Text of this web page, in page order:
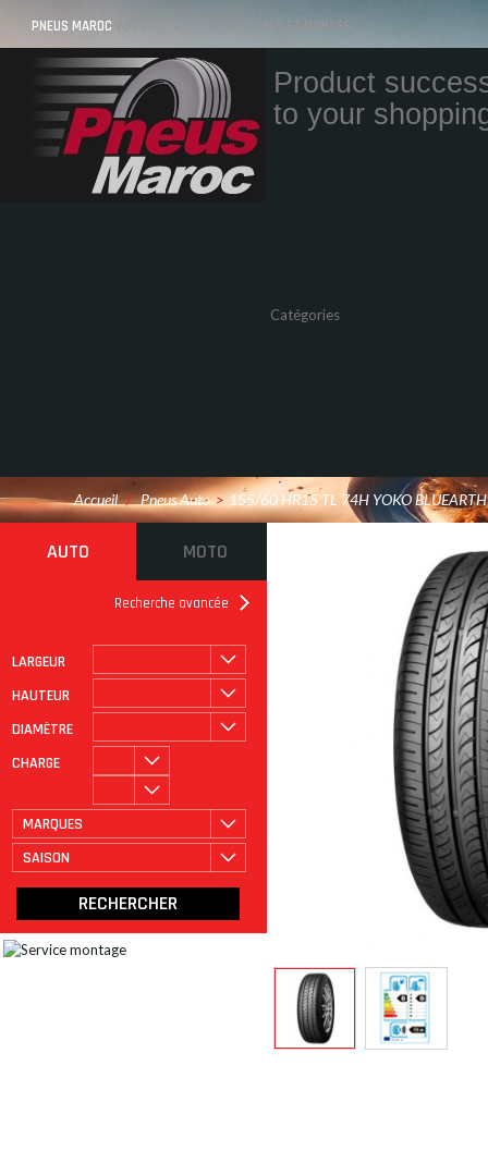
PNEUS MAROC VOS PNEUS AU MAROC LIVRÉS ET MONTÉS
Product
to your
Catégories
Accueil / Pneus Auto > 155/60 HR15 TL 74H YOKO
AUTO MOTO
Recherche avancée
LARGEUR
HAUTEUR
DIAMÈTRE
CHARGE
MARQUES
SAISON